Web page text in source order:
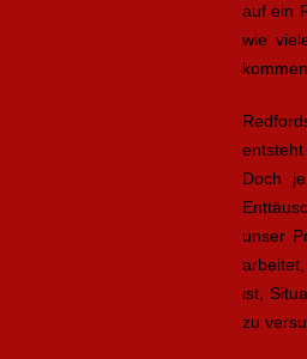
auf ein
wie
entsteht
Doch
unser
ist,
zu